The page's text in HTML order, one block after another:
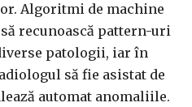
Algoritmi de machine
recunoască pattern-uri
patologii, iar în
să fie asistat de
automat anomaliile.